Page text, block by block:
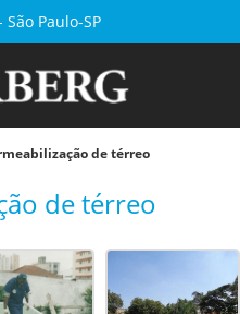
São Paulo-SP
de térreo
de térreo